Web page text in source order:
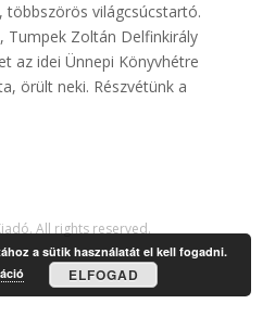
többszörös világcsúcstartó.
Tumpek Zoltán Delfinkirály
az idei Ünnepi Könyvhétre
örült neki. Részvétünk a
All rights reserved.
a sütik használatát el kell fogadni.
ELFOGAD